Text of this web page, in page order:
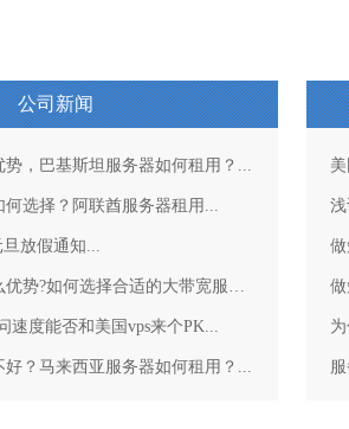
公司新闻
势，巴基斯坦服务器如何租用？...
选择？阿联酋服务器租用...
旦放假通知...
大带宽服务器有什么优势?如何选择合适的大带宽服务器？...
速度能否和美国vps来个PK...
？马来西亚服务器如何租用？...